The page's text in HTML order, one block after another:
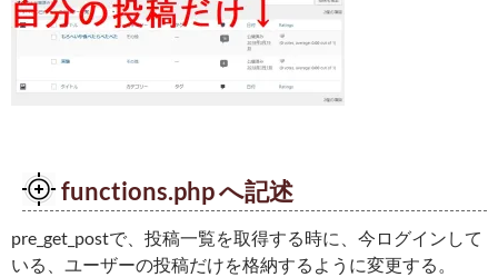
functions.php へ記述
pre_get_postで、投稿一覧を取得する時に、今ログインして
いる、ユーザーの投稿だけを格納するように変更する。